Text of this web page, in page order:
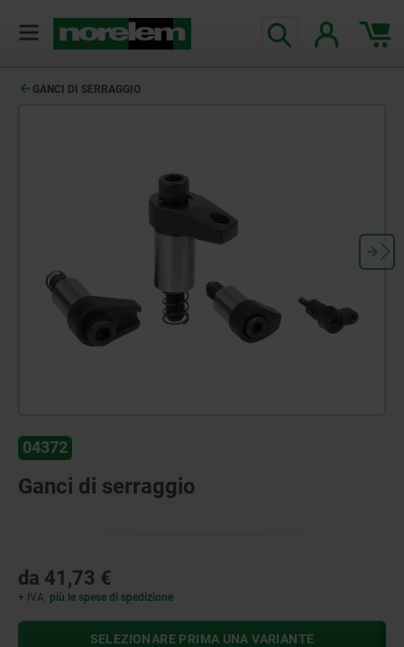
GANCI DI SERRAGGIO
04372
Ganci di serraggio
da 41,73 €
+ IVA più le spese di spedizione
SELEZIONARE PRIMA UNA VARIANTE